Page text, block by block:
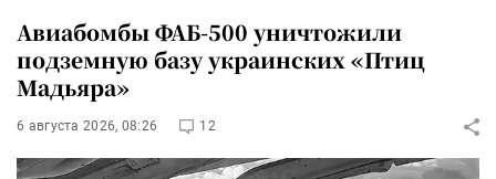
Авиабомбы ФАБ-500 уничтожили
подземную базу украинских «Птиц
Мадьяра»
6 августа 2026, 08:26 12